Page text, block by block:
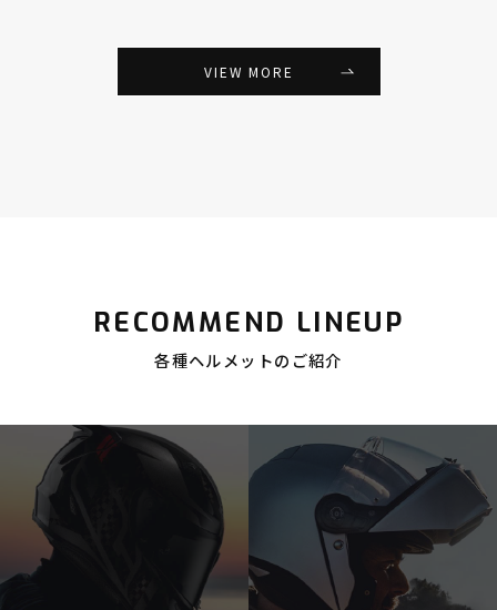
VIEW MORE
RECOMMEND LINEUP
各種ヘルメットのご紹介